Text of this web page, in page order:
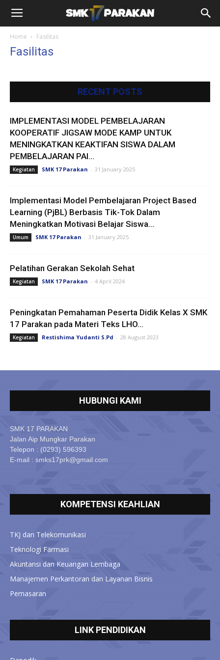
Home Fasilitas
Fasilitas
RECENT POSTS
IMPLEMENTASI MODEL PEMBELAJARAN
KOOPERATIF JIGSAW MODE KAMP UNTUK
MENINGKATKAN KEAKTIFAN SISWA DALAM
PEMBELAJARAN PAI...
Kegiatan SMK 17 Parakan - 31 January 2025
Implementasi Model Pembelajaran Project Based
Learning (PjBL) Berbasis Tik-Tok Dalam
Meningkatkan Motivasi Belajar Siswa...
Umum SMK 17 Parakan - 31 January 2025
Pelatihan Gerakan Sekolah Sehat
Kegiatan SMK 17 Parakan - 4 April 2024
Peningkatan Pemahaman Peserta Didik Kelas X SMK
17 Parakan pada Materi Teks LHO...
Kegiatan Restishima Yudanti S.Pd - 28 August 2023
HUBUNGI KAMI
SMK 17 PARAKAN
Jalan Aip Mungkar Parakan
Telepon : (0293) 596393
E-mail : smks17prk@gmail.com
KOMPETENSI KEAHLIAN
TKJ dan Telekomunikasi
Teknologi Farmasi
Akuntansi dan Keuangan Lembaga
Manajemen Perkantoran dan Layanan Bisnis
Pemasaran
LINK PENDIDIKAN